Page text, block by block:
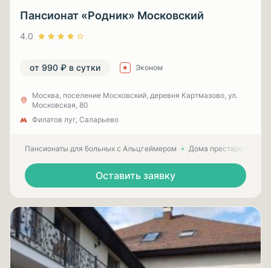
Пансионат «Родник» Московский
4.0
от 990 ₽ в сутки Эконом
Москва, поселение Московский, деревня Картмазово, ул.
Московская, 80
Филатов луг, Саларьево
Пансионаты для больных с Альцгеймером Дома престарелых
Оставить заявку